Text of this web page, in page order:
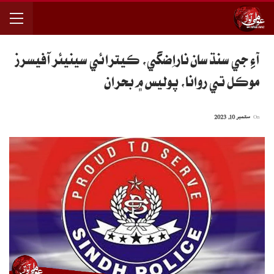
آءِ جي سنڌ سان ناراِضگي، ڪيترائي سينيئر آفيسرز
موڪل تي روانا، پوليس ۾ بحران